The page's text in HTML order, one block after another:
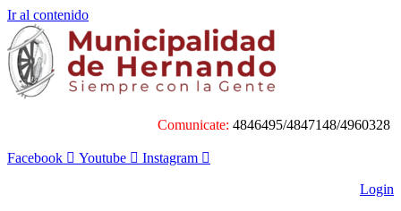
Ir al contenido
Comunicate: 4846495/4847148/4960328
Facebook Youtube Instagram
Login